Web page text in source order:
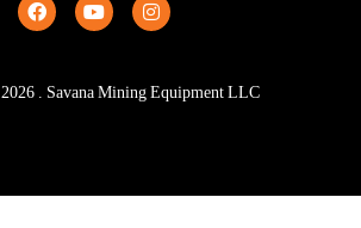
2026. Savana Mining Equipment LLC